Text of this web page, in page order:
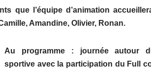
que l’équipe d’animation
Amandine, Olivier, Ronan.
Au programme : journée autour
sportive avec la participation du Full